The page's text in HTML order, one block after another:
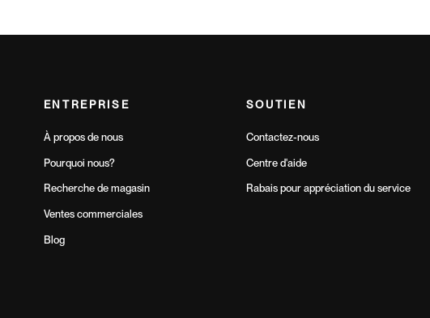
ENTREPRISE
À propos de nous
Pourquoi nous?
Recherche de magasin
Ventes commerciales
Blog
SOUTIEN
Contactez-nous
Centre d'aide
Rabais pour appréciation du service